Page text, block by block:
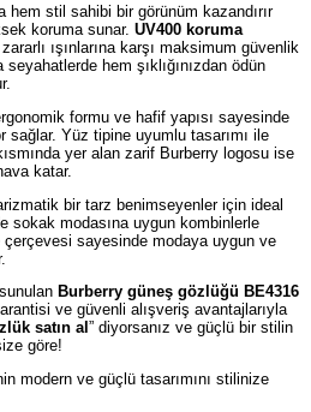
hem stil sahibi bir görünüm kazandırır
koruma sunar. UV400 koruma
ışınlarına karşı maksimum güvenlik
hem şıklığınızdan ödün
formu ve hafif yapısı sayesinde
sağlar. Yüz tipine uyumlu tasarımı ile
yer alan zarif Burberry logosu ise
katar.
bir tarz benimseyenler için ideal
sokak modasına uygun kombinlerle
sayesinde modaya uygun ve
Burberry güneş gözlüğü BE4316
ve güvenli alışveriş avantajlarıyla
satın al ” diyorsanız ve güçlü bir stilin
göre!
modern ve güçlü tasarımını stilinize